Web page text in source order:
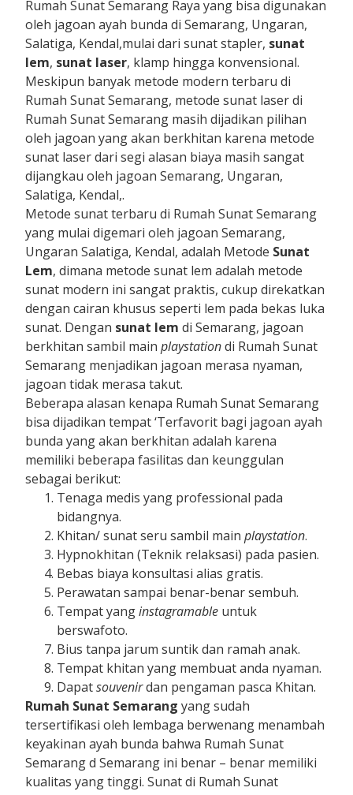
Rumah Sunat Semarang Raya yang bisa digunakan
oleh jagoan ayah bunda di Semarang, Ungaran,
Salatiga, Kendal,mulai dari sunat stapler, sunat
lem, sunat laser, klamp hingga konvensional.
Meskipun banyak metode modern terbaru di
Rumah Sunat Semarang, metode sunat laser di
Rumah Sunat Semarang masih dijadikan pilihan
oleh jagoan yang akan berkhitan karena metode
sunat laser dari segi alasan biaya masih sangat
dijangkau oleh jagoan Semarang, Ungaran,
Salatiga, Kendal,.
Metode sunat terbaru di Rumah Sunat Semarang
yang mulai digemari oleh jagoan Semarang,
Ungaran Salatiga, Kendal, adalah Metode Sunat
Lem, dimana metode sunat lem adalah metode
sunat modern ini sangat praktis, cukup direkatkan
dengan cairan khusus seperti lem pada bekas luka
sunat. Dengan sunat lem di Semarang, jagoan
berkhitan sambil mainplaystationdi Rumah Sunat
Semarang menjadikan jagoan merasa nyaman,
jagoan tidak merasa takut.
Beberapa alasan kenapa Rumah Sunat Semarang
bisa dijadikan tempat ‘Terfavorit bagi jagoan ayah
bunda yang akan berkhitan adalah karena
memiliki beberapa fasilitas dan keunggulan
sebagai berikut:
Tenaga medis yang professional pada
bidangnya.
Khitan/ sunat seru sambil mainplaystation.
Hypnokhitan (Teknik relaksasi) pada pasien.
Bebas biaya konsultasi alias gratis.
Perawatan sampai benar-benar sembuh.
Tempat yanginstagramable untuk
berswafoto.
Bius tanpa jarum suntik dan ramah anak.
Tempat khitan yang membuat anda nyaman.
Dapatsouvenirdan pengaman pasca Khitan.
Rumah Sunat Semarang yang sudah
tersertifikasi oleh lembaga berwenang menambah
keyakinan ayah bunda bahwa Rumah Sunat
Semarang d Semarang ini benar – benar memiliki
kualitas yang tinggi. Sunat di Rumah Sunat